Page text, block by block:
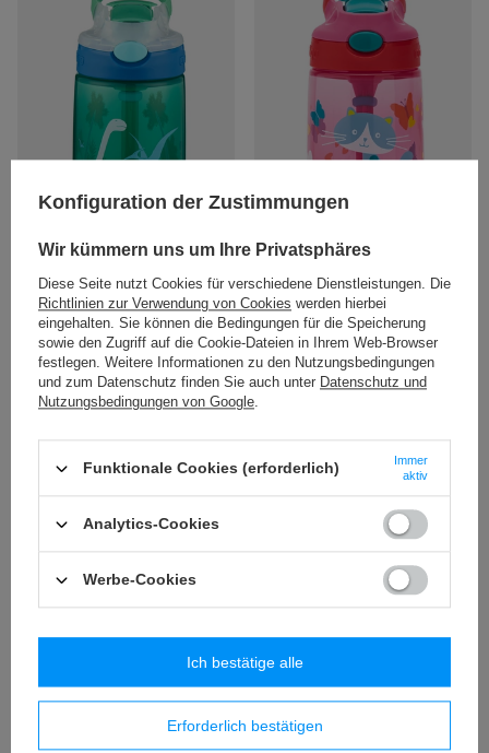
Trinkflasche für Kinder - Becher
für Kinder Contigo Gizmo Flip
414ml - Jungle Green Dino
20,35 € / stk.
Trinkflasche für Kinder - Becher
für Kinder Contigo Gizmo Flip
414ml - Cherry Cat
20,35 € / stk.
Trinkflasche für Kinder / Becher
AUSVERKAUFT
Trinkflasche für Kinder / Becher
414ml - Nautical Space
Konfiguration der Zustimmungen
Wir kümmern uns um Ihre Privatsphäres
Diese Seite nutzt Cookies für verschiedene Dienstleistungen. Die
Richtlinien zur Verwendung von Cookies werden hierbei
eingehalten. Sie können die Bedingungen für die Speicherung
sowie den Zugriff auf die Cookie-Dateien in Ihrem Web-Browser
festlegen. Weitere Informationen zu den Nutzungsbedingungen
und zum Datenschutz finden Sie auch unter Datenschutz und
Nutzungsbedingungen von Google.
Funktionale Cookies (erforderlich)
Immer
aktiv
Analytics-Cookies
Werbe-Cookies
Erforderlich bestätigen
Ich bestätige alle